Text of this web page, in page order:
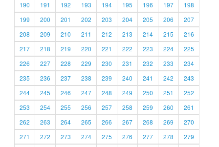
190
191 192 193 194 195 196 197
198
199
200 201 202 203 204 205 206
207
208
209 210 211 212 213 214 215
216
217
218 219 220 221 222 223 224
225
226
227 228 229 230 231 232 233
234
235
236 237 238 239 240 241 242
243
244
245 246 247 248 249 250 251
252
253
254 255 256 257 258 259 260
261
262
263 264 265 266 267 268 269
270
271
272 273 274 275 276 277 278
279